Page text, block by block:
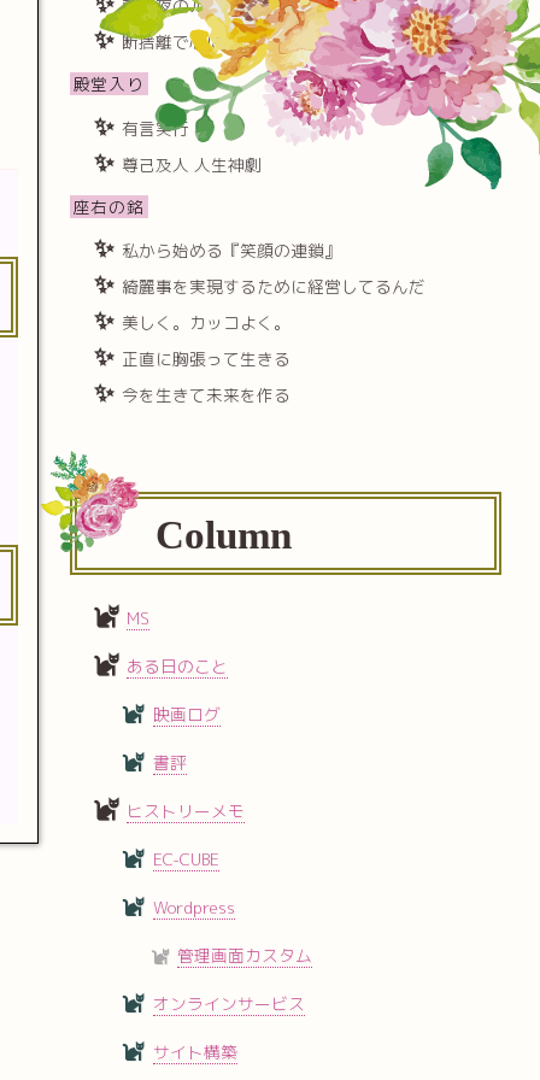
朝と夜のルーチンを極める
断捨離で心に隙間をつくる
殿堂入り
有言実行
尊己及人 人生神劇
座右の銘
私から始める『笑顔の連鎖』
綺麗事を実現するために経営してるんだ
美しく。カッコよく。
正直に胸張って生きる
今を生きて未来を作る
Column
MS
ある日のこと
映画ログ
書評
ヒストリーメモ
EC-CUBE
Wordpress
管理画面カスタム
オンラインサービス
サイト構築